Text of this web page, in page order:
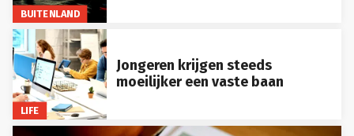
BUITENLAND
LIFE
Jongeren krijgen steeds
moeilijker een vaste baan